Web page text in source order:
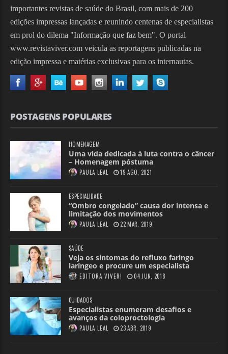
importantes revistas de saúde do Brasil, com mais de 200
edições impressas lançadas e reunindo centenas de especialistas
em prol do dilema "Informação que faz bem". O portal
www.revistaviver.com veicula as reportagens publicadas na
edição impressa e matérias exclusivas para os internautas.
POSTAGENS POPULARES
HOMENAGEM
Uma vida dedicada à luta contra o câncer
– Homenagem póstuma
PAULA LEAL 19 AGO, 2021
ESPECIALIDADE
“Ombro congelado” causa dor intensa e
limitação dos movimentos
PAULA LEAL 22 MAR, 2019
SAÚDE
Veja os sintomas do refluxo faringo
laríngeo e procure um especialista
EDITORA VIVER! 04 JUN, 2018
CUIDADOS
Especialistas enumeram desafios e
avanços da coloproctologia
PAULA LEAL 23 ABR, 2019